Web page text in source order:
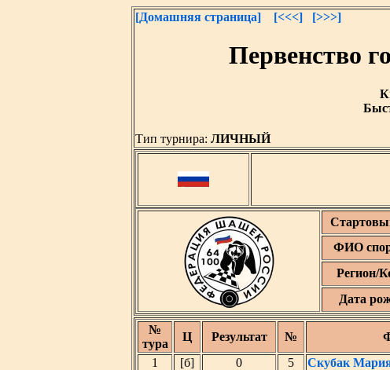
[Домашняя страница] [<<<] [>>>]
Первенство
Тип турнира: ЛИЧНЫЙ
ФИО
Регион/
Дата
№
тура
Ц Результат №
1
[б] 0 5 Скубак